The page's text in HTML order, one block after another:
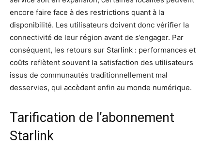
encore faire face à des restrictions quant à la
disponibilité. Les utilisateurs doivent donc vérifier la
connectivité de leur région avant de s’engager. Par
conséquent, les retours sur Starlink : performances et
coûts reflètent souvent la satisfaction des utilisateurs
issus de communautés traditionnellement mal
desservies, qui accèdent enfin au monde numérique.
Tarification de l’abonnement
Starlink